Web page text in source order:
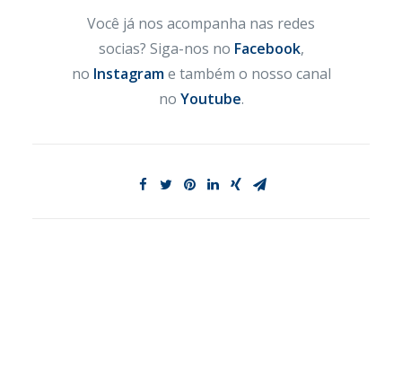
Você já nos acompanha nas redes
socias? Siga-nos no Facebook,
no Instagrame também o nosso canal
no Youtube.